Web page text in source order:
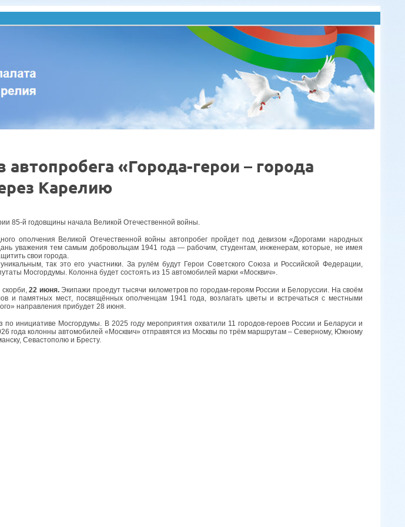
«Города-герои – города
Карелию
85-й годовщины начала Великой Отечественной войны.
ополчения Великой Отечественной войны автопробег пройдет под девизом «Дорогами народных
уважения тем самым добровольцам 1941 года — рабочим, студентам, инженерам, которые, не имея
свои города.
так это его участники. За рулём будут Герои Советского Союза и Российской Федерации,
Мосгордумы. Колонна будет состоять из 15 автомобилей марки «Москвич».
22 июня. Экипажи проедут тысячи километров по городам-героям России и Белоруссии. На своём
и памятных мест, посвящённых ополченцам 1941 года, возлагать цветы и встречаться с местными
направления прибудет 28 июня.
по инициативе Мосгордумы. В 2025 году мероприятия охватили 11 городов-героев России и Беларуси и
года колонны автомобилей «Москвич» отправятся из Москвы по трём маршрутам – Северному, Южному
Севастополю и Бресту.